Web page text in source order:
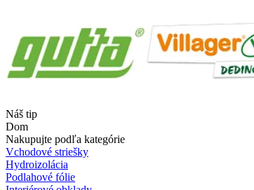
Náš tip
Dom
Nakupujte podľa kategórie
Vchodové striešky
Hydroizolácia
Podlahové fólie